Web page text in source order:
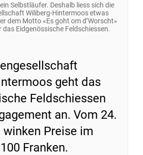
Selbstläufer. Deshalb liess sich die
Wiliberg-Hintermoos etwas
dem Motto «Es goht om d’Worscht»
das Eidgenössische Feldschiessen.
geht das
Feldschiessen
an. Vom 24.
winken Preise im
Franken.